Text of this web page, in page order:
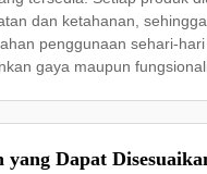
dan ketahanan,
penggunaan sehari-
gaya maupun
yang Dapat